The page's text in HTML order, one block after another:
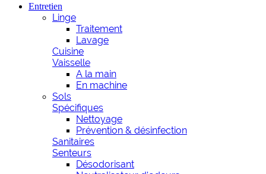
Entretien
Linge
Traitement
Lavage
Cuisine
Vaisselle
A la main
En machine
Sols
Spécifiques
Nettoyage
Prévention & désinfection
Sanitaires
Senteurs
Désodorisant